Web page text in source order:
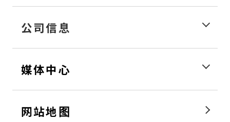
公司信息
媒体中心
网站地图